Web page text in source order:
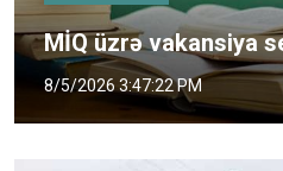
MİQ üzrə vakansiya
8/5/2026 3:47:22 PM